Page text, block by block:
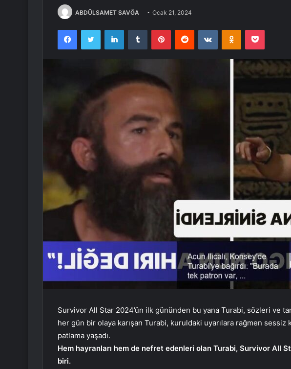
ABDÜLSAMET SAVĞA Ocak 21, 2024
FacebookTwitter LinkedInTumblr PinterestReddit VKontakteOdnoklassniki
Pocket
Survivor All Star 2024’ün ilk gününden bu yana Turabi, sözleri ve
her gün bir olaya karışan Turabi, kuruldaki uyarılara rağmen sessiz
patlama yaşadı.
Hem hayranları hem de nefret edenleri olan Turabi, Survivor All
biri.